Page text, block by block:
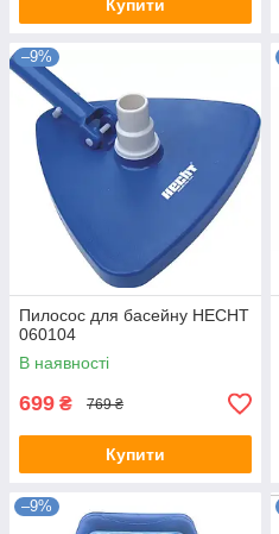
Купити
–9%
Пилосос для басейну HECHT
060104
В наявності
699 ₴ 769 ₴
Купити
–9%